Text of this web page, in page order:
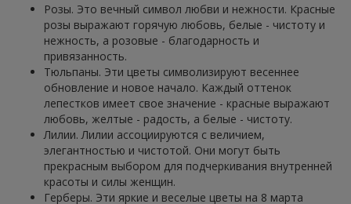
Розы. Это вечный символ любви и нежности. Красные
розы выражают горячую любовь, белые - чистоту и
нежность, а розовые - благодарность и
привязанность.
Тюльпаны. Эти цветы символизируют весеннее
обновление и новое начало. Каждый оттенок
лепестков имеет свое значение - красные выражают
любовь, желтые - радость, а белые - чистоту.
Лилии. Лилии ассоциируются с величием,
элегантностью и чистотой. Они могут быть
прекрасным выбором для подчеркивания внутренней
красоты и силы женщин.
Герберы. Эти яркие и веселые цветы на 8 марта